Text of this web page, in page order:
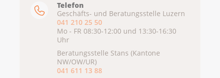
Telefon
Geschäfts- und Beratungsstelle Luzern
041 210 25 50
Mo - FR 08:30-12:00 und 13:30-16:30
Uhr
Beratungsstelle Stans (Kantone
NW/OW/UR)
041 611 13 88